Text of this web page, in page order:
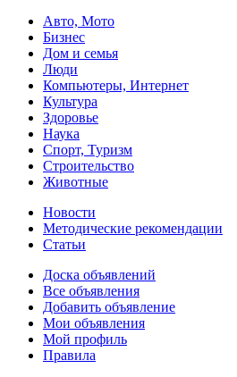
Авто, Мото
Бизнес
Дом и семья
Люди
Компьютеры, Интернет
Культура
Здоровье
Наука
Спорт, Туризм
Строительство
Животные
Новости
Методические рекомендации
Статьи
Доска объявлений
Все объявления
Добавить объявление
Мои объявления
Мой профиль
Правила